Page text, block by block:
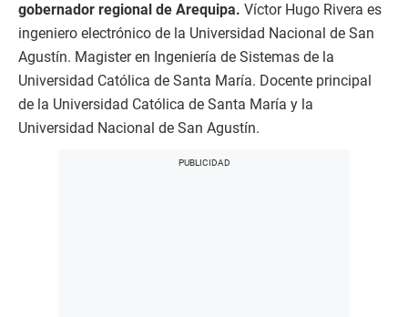
gobernador regional de Arequipa. Víctor Hugo Rivera es
ingeniero electrónico de la Universidad Nacional de San
Agustín. Magister en Ingeniería de Sistemas de la
Universidad Católica de Santa María. Docente principal
de la Universidad Católica de Santa María y la
Universidad Nacional de San Agustín.